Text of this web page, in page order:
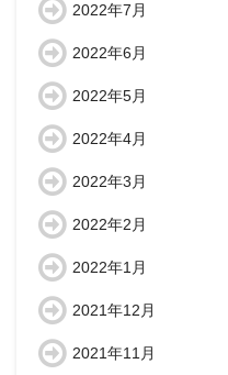
2022年7月
2022年6月
2022年5月
2022年4月
2022年3月
2022年2月
2022年1月
2021年12月
2021年11月